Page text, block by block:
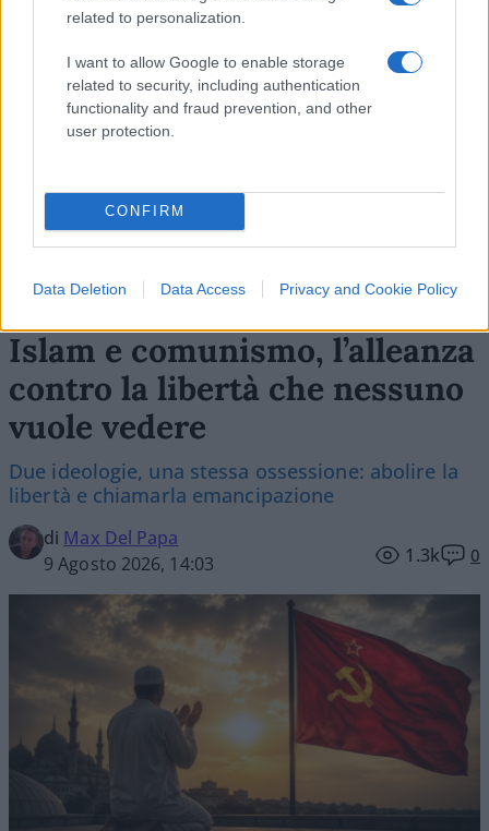
related to personalization.
I want to allow Google to enable storage
related to security, including authentication
functionality and fraud prevention, and other
user protection.
CONFIRM
Data Deletion Data Access Privacy and Cookie Policy
Vignetta del 07/08/2026
Islam e comunismo, l’alleanza
contro la libertà che nessuno
vuole vedere
Due ideologie, una stessa ossessione: abolire la
libertà e chiamarla emancipazione
di Max Del Papa
9 Agosto 2026, 14:03
1.3k 0